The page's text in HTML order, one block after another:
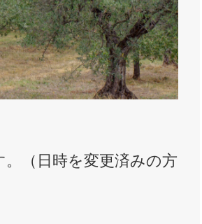
（日時を変更済みの方